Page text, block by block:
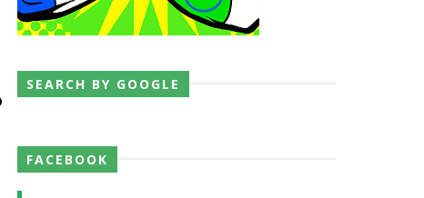
Match
SEARCH BY GOOGLE
FACEBOOK